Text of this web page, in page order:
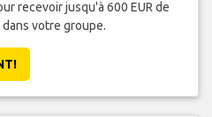
recevoir jusqu'à 600 EUR de
votre groupe.